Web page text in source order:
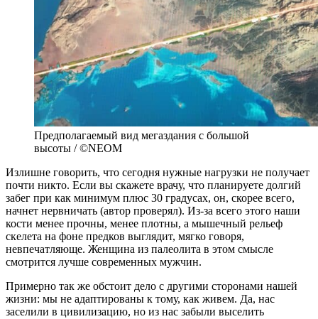
Предполагаемый вид мегаздания с большой
высоты / ©NEOM
Излишне говорить, что сегодня нужные нагрузки не получает
почти никто. Если вы скажете врачу, что планируете долгий
забег при как минимум плюс 30 градусах, он, скорее всего,
начнет нервничать (автор проверял). Из-за всего этого наши
кости менее прочны, менее плотны, а мышечный рельеф
скелета на фоне предков выглядит, мягко говоря,
невпечатляюще. Женщина из палеолита в этом смысле
смотрится лучше современных мужчин.
Примерно так же обстоит дело с другими сторонами нашей
жизни: мы не адаптированы к тому, как живем. Да, нас
заселили в цивилизацию, но из нас забыли выселить